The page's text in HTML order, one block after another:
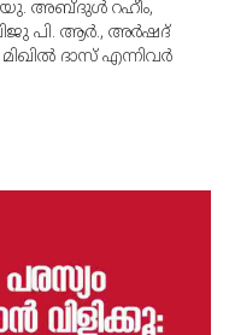
അബ്ദുള്‍ റഹീം,
പി. ആര്‍., അര്‍ഷദ്
ദാസ് എന്നിവര്‍